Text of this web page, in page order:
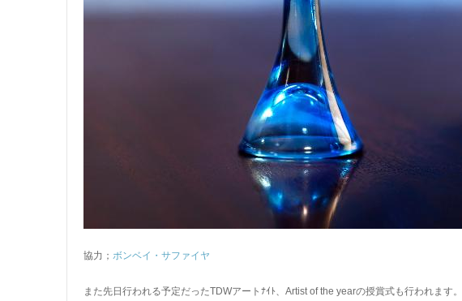
協力； ボンベイ・サファイヤ
また先日行われる予定だったTDWアートﾅｲﾄ、Artist of the yearの授賞式も行われます。